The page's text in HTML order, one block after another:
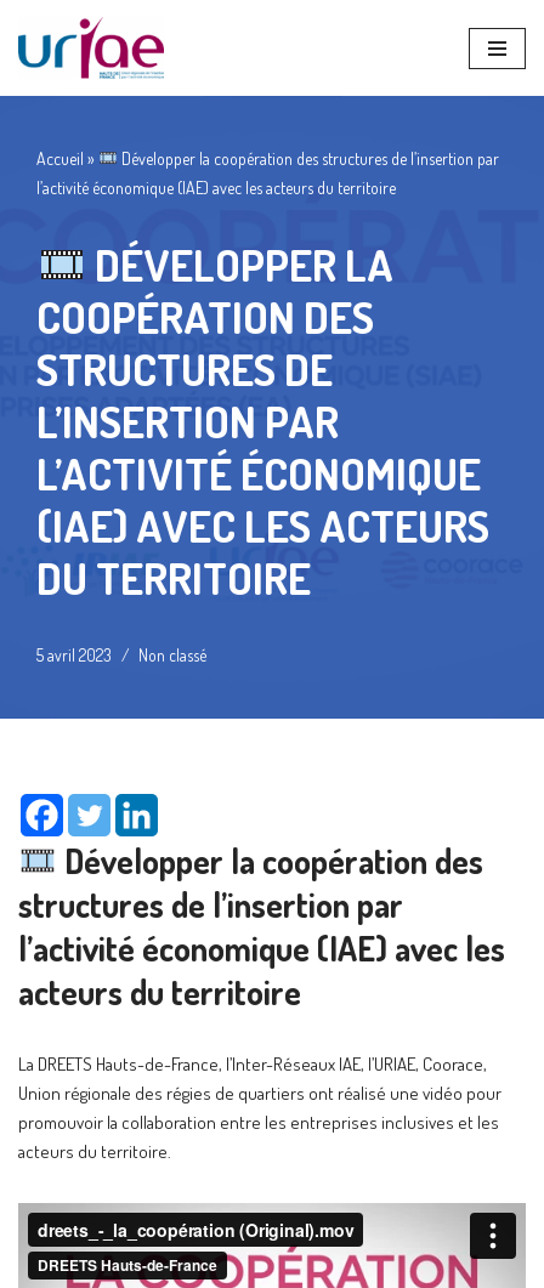
Aller
au
Accueil »
Développer la coopération des structures de l’insertion par
l’activité économique (IAE) avec les acteurs du territoire
DÉVELOPPER LA
COOPÉRATION DES
STRUCTURES DE
L’INSERTION PAR
L’ACTIVITÉ ÉCONOMIQUE
(IAE) AVEC LES ACTEURS
DU TERRITOIRE
5 avril 2023 Non classé
Développer la coopération des
structures de l’insertion par
l’activité économique (IAE) avec les
acteurs du territoire
La DREETS Hauts-de-France, l’Inter-Réseaux IAE, l’URIAE, Coorace,
Union régionale des régies de quartiers ont réalisé une vidéo pour
promouvoir la collaboration entre les entreprises inclusives et les
acteurs du territoire.